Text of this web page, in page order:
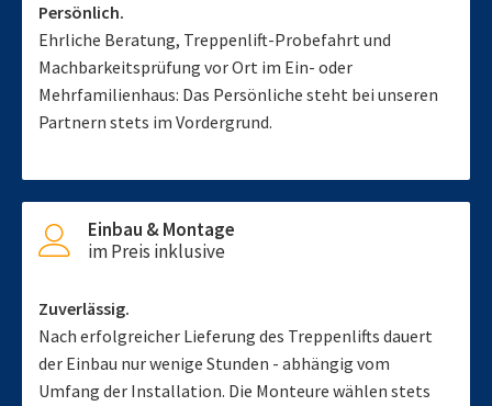
Persönlich.
Ehrliche Beratung, Treppenlift-Probefahrt und
Machbarkeitsprüfung vor Ort im Ein- oder
Mehrfamilienhaus: Das Persönliche steht bei unseren
Partnern stets im Vordergrund.
Einbau & Montage
im Preis inklusive
Zuverlässig.
Nach erfolgreicher Lieferung des Treppenlifts dauert
der Einbau nur wenige Stunden - abhängig vom
Umfang der Installation. Die Monteure wählen stets